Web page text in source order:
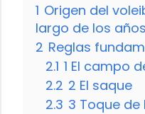
1 Origen del
largo de los años
2 Reglas
2.1 1 El campo
2.2 2 El saque
2.3 3 Toque de